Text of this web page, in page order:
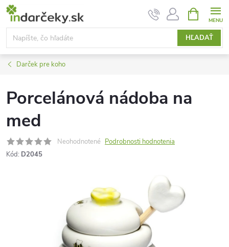
Prejsť
obsah
HĽADAŤ
KOŠÍK
Darček pre koho
Porcelánová nádoba na
med
Neohodnotené Podrobnosti hodnotenia
Kód: D2045